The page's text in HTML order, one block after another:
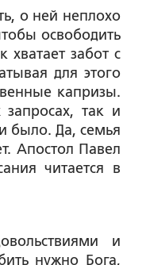
о ней неплохо
освободить
забот с
для этого
капризы.
так и
было. Да, семья
Апостол Павел
читается в
и
нужно Бога,